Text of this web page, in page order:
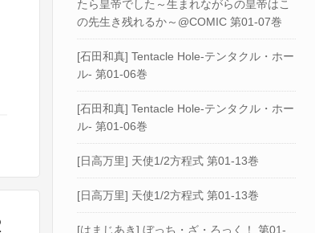
たら皇帝でした～生まれながらの皇帝はこ
の先生き残れるか～@COMIC 第01-07巻
[石田和真] Tentacle Hole-テンタクル・ホー
ル- 第01-06巻
[石田和真] Tentacle Hole-テンタクル・ホー
ル- 第01-06巻
[日高万里] 天使1/2方程式 第01-13巻
[日高万里] 天使1/2方程式 第01-13巻
[はまじあき] ぼっち・ざ・ろっく！ 第01-